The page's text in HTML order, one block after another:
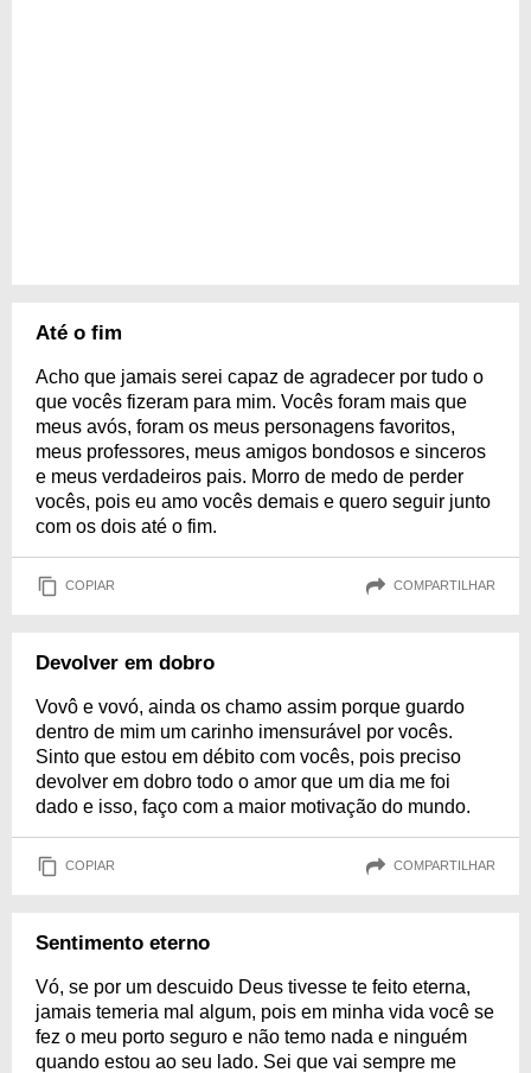
Até o fim
Acho que jamais serei capaz de agradecer por tudo o
que vocês fizeram para mim. Vocês foram mais que
meus avós, foram os meus personagens favoritos,
meus professores, meus amigos bondosos e sinceros
e meus verdadeiros pais. Morro de medo de perder
vocês, pois eu amo vocês demais e quero seguir junto
com os dois até o fim.
COPIAR COMPARTILHAR
Devolver em dobro
Vovô e vovó, ainda os chamo assim porque guardo
dentro de mim um carinho imensurável por vocês.
Sinto que estou em débito com vocês, pois preciso
devolver em dobro todo o amor que um dia me foi
dado e isso, faço com a maior motivação do mundo.
COPIAR COMPARTILHAR
Sentimento eterno
Vó, se por um descuido Deus tivesse te feito eterna,
jamais temeria mal algum, pois em minha vida você se
fez o meu porto seguro e não temo nada e ninguém
quando estou ao seu lado. Sei que vai sempre me